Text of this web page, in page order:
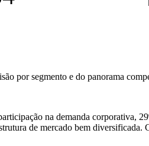
por segmento e do panorama
na demanda corporativa,
de mercado bem diversificada.